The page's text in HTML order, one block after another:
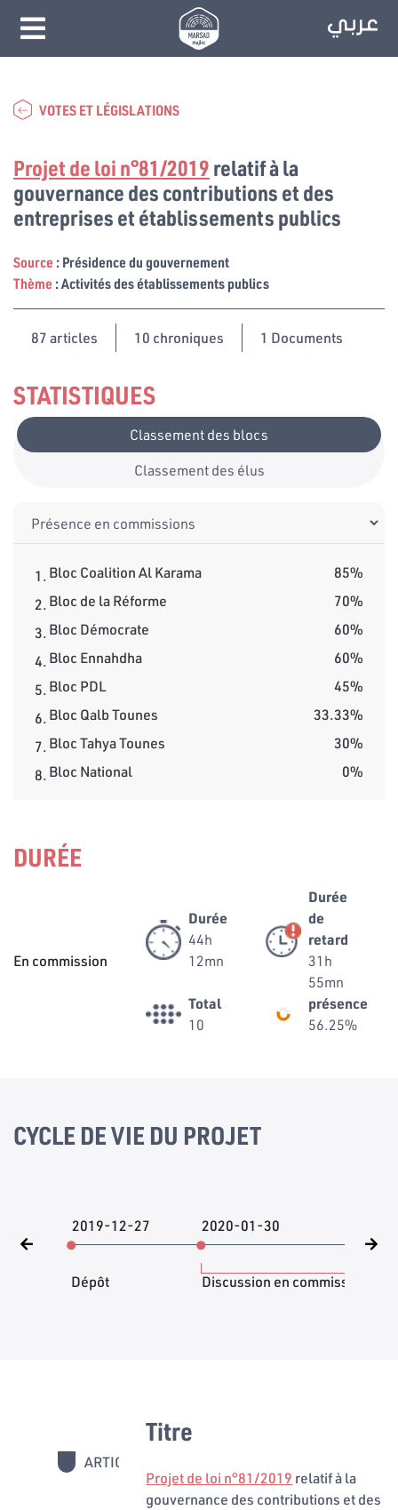
VOTES ET LÉGISLATIONS
STATISTIQUES
Classement des blocs
Classement des élus
1.Bloc Coalition Al Karama
85%
2.Bloc de la Réforme
70%
3.Bloc Démocrate
60%
4.Bloc Ennahdha
60%
5.Bloc PDL
45%
6.Bloc Qalb Tounes
33.33%
7.Bloc Tahya Tounes
30%
8.Bloc National 0%
Projet de loi n°81/2019relatif à la
gouvernance des contributions et des
entreprises et établissements publics
Source: Présidence du gouvernement
Thème: Activités des établissements publics
87articles 10 chroniques 1 Documents
DURÉE
En commission
Durée
44h
12mn
Durée
de
retard
31h
55mn
Total
10
présence
56.25%
CYCLE DE VIE DU PROJET
2019-12-27
Dépôt
2020-01-30
Discussion en commission
ARTICLES
Titre
Projet de loi n°81/2019 relatif à la
gouvernance des contributions et des